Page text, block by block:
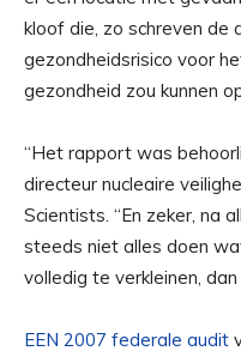
kloof die, zo schreven de
gezondheidsrisico voor
gezondheid zou kunnen
“Het rapport was
directeur nucleaire
Scientists. “En zeker, na
steeds niet alles doen
volledig te verkleinen,
EEN 2007 federale audit